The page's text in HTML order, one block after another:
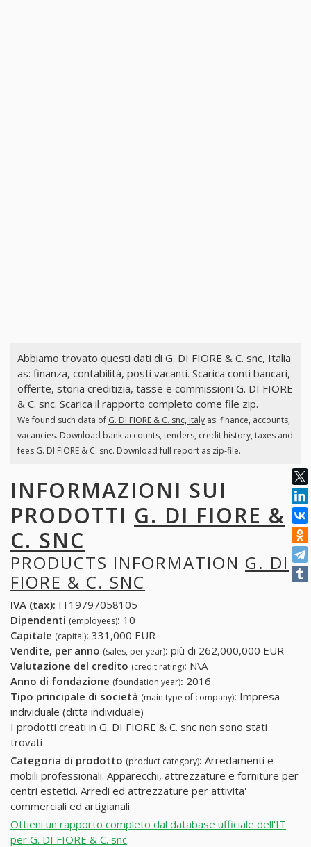
Abbiamo trovato questi dati di G. DI FIORE & C. snc, Italia
as: finanza, contabilità, posti vacanti. Scarica conti bancari,
offerte, storia creditizia, tasse e commissioni G. DI FIORE
& C. snc. Scarica il rapporto completo come file zip.
We found such data of G. DI FIORE & C. snc, Italyas: finance, accounts,
vacancies. Download bank accounts, tenders, credit history, taxes and
fees G. DI FIORE & C. snc. Download full report as zip-file.
INFORMAZIONI SUI
PRODOTTI G. DI FIORE &
C. SNC
PRODUCTS INFORMATION G. DI
FIORE & C. SNC
IVA (tax): IT19797058105
Dipendenti (employees): 10
Capitale (capital): 331,000 EUR
Vendite, per anno (sales, per year): più di 262,000,000 EUR
Valutazione del credito (credit rating): N\A
Anno di fondazione (foundation year): 2016
Tipo principale di società (main type of company): Impresa
individuale (ditta individuale)
I prodotti creati in G. DI FIORE & C. snc non sono stati
trovati
Categoria di prodotto (product category): Arredamenti e
mobili professionali. Apparecchi, attrezzature e forniture per
centri estetici. Arredi ed attrezzature per attivita'
commerciali ed artigianali
Ottieni un rapporto completo dal database ufficiale dell'IT
per G. DI FIORE & C. snc